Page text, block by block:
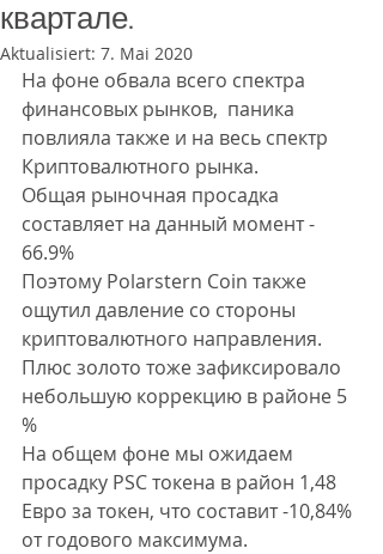
квартале.
Aktualisiert: 7. Mai 2020
На фоне обвала всего спектра
финансовых рынков,  паника
повлияла также и на весь спектр
Криптовалютного рынка.
Общая рыночная просадка
составляет на данный момент -
66.9%
Поэтому Polarstern Coin также
ощутил давление со стороны
криптовалютного направления.
Плюс золото тоже зафиксировало
небольшую коррекцию в районе 5
%
На общем фоне мы ожидаем
просадку PSC токена в район 1,48
Евро за токен, что составит -10,84%
от годового максимума.